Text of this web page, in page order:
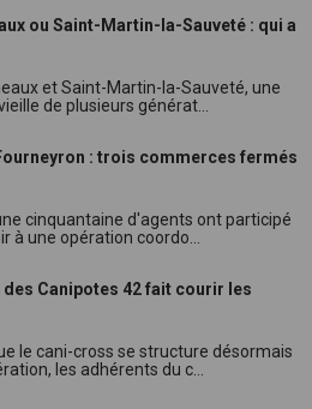
ou Saint-Martin-la-Sauveté : qui a
et Saint-Martin-la-Sauveté, une
de plusieurs générat...
: trois commerces fermés
cinquantaine d'agents ont participé
à une opération coordo...
des Canipotes 42 fait courir les
le cani-cross se structure désormais
les adhérents du c...